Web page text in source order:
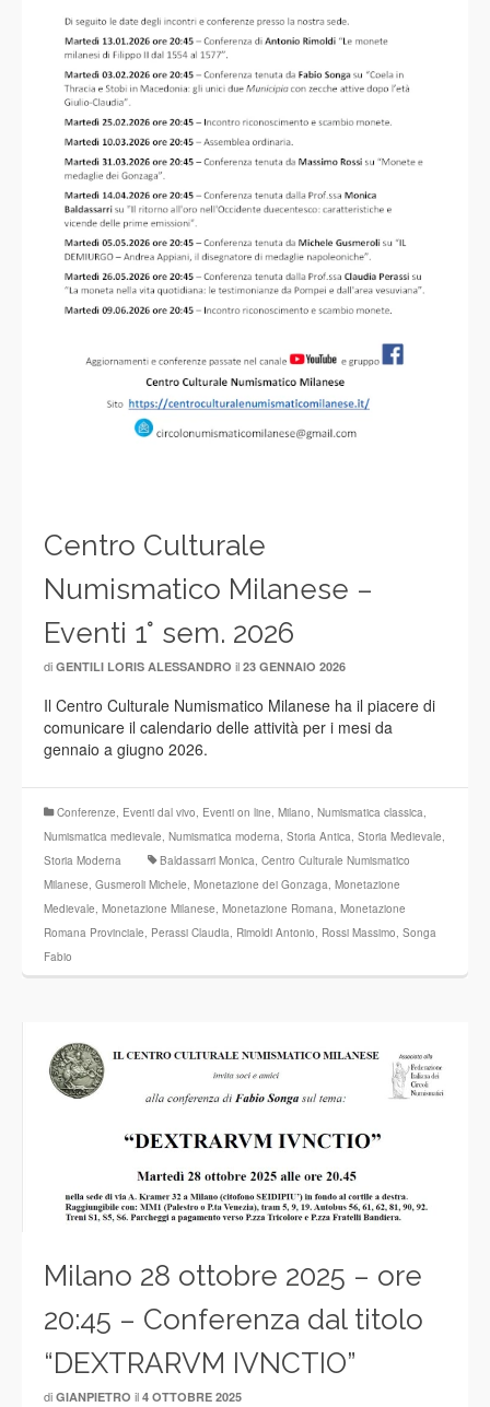
Centro Culturale
Numismatico Milanese –
Eventi 1° sem. 2026
di GENTILI LORIS ALESSANDRO il 23 GENNAIO 2026
Il Centro Culturale Numismatico Milanese ha il piacere di
comunicare il calendario delle attività per i mesi da
gennaio a giugno 2026.
Conferenze, Eventi dal vivo, Eventi on line, Milano, Numismatica classica,
Numismatica medievale, Numismatica moderna, Storia Antica, Storia Medievale,
Storia Moderna
Baldassarri Monica, Centro Culturale Numismatico
Milanese, Gusmeroli Michele, Monetazione dei Gonzaga, Monetazione
Medievale, Monetazione Milanese, Monetazione Romana, Monetazione
Romana Provinciale, Perassi Claudia, Rimoldi Antonio, Rossi Massimo, Songa
Fabio
Milano 28 ottobre 2025 – ore
20:45 – Conferenza dal titolo
“DEXTRARVM IVNCTIO”
di GIANPIETRO il 4 OTTOBRE 2025